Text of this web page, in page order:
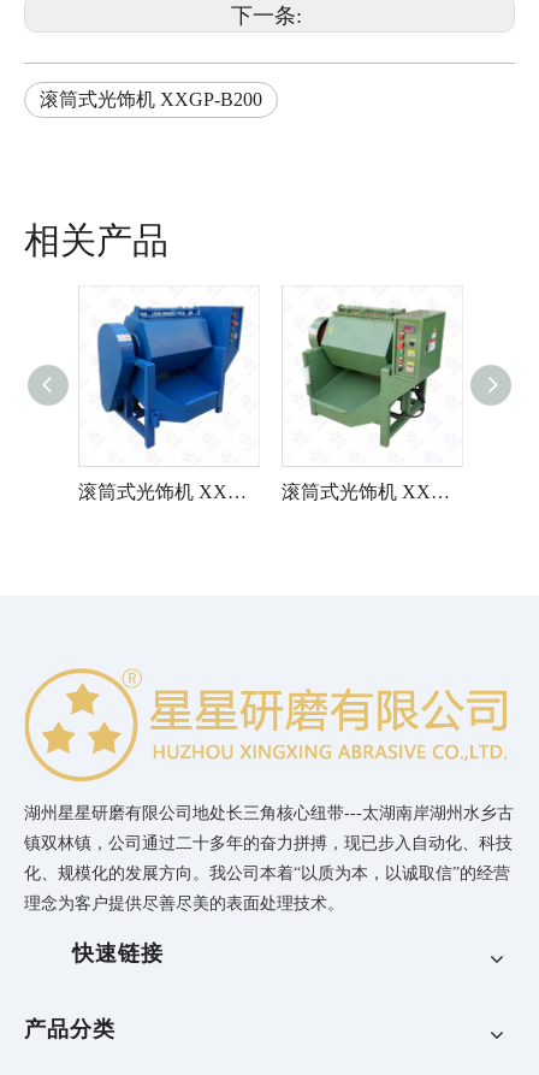
下一条:
滚筒式光饰机 XXGP-B200
相关产品
滚筒式光饰机 XXGP-B100 滚筒式光饰机 XXGP-A100
湖州星星研磨有限公司地处长三角核心纽带---太湖南岸湖州水乡古
镇双林镇，公司通过二十多年的奋力拼搏，现已步入自动化、科技
化、规模化的发展方向。我公司本着“以质为本，以诚取信”的经营
理念为客户提供尽善尽美的表面处理技术。
快速链接
产品分类